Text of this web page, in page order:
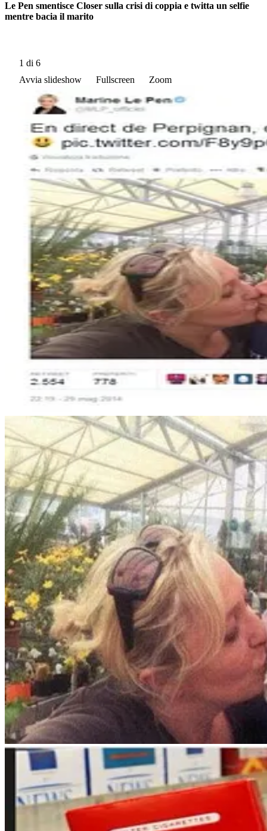
Le Pen smentisce Closer sulla crisi di coppia e twitta un selfie
mentre bacia il marito
1 di 6
Avvia slideshow
Fullscreen Zoom